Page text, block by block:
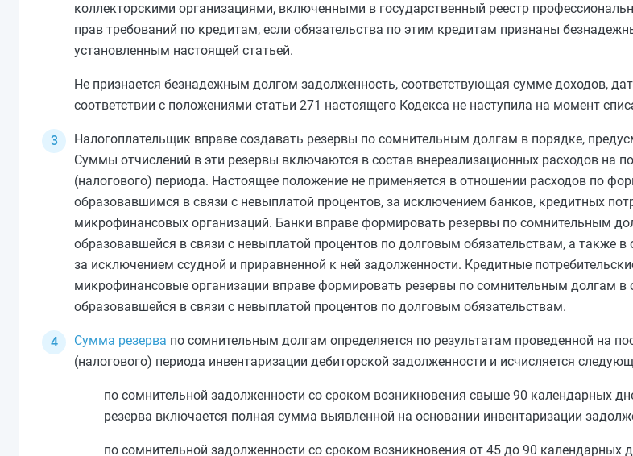
коллекторскими организациями, включенными в государственный реестр
прав требований по кредитам, если обязательства по этим кредитам признаны
установленным настоящей статьей.
Не признается безнадежным долгом задолженность, соответствующая сумме доходов,
соответствии с положениями статьи 271 настоящего Кодекса не наступила на момент
Налогоплательщик вправе создавать резервы по сомнительным долгам в порядке,
Суммы отчислений в эти резервы включаются в состав внереализационных расходов на
(налогового) периода. Настоящее положение не применяется в отношении расходов по
образовавшимся в связи с невыплатой процентов, за исключением банков, кредитных
микрофинансовых организаций. Банки вправе формировать резервы по сомнительным
образовавшейся в связи с невыплатой процентов по долговым обязательствам, а также
за исключением ссудной и приравненной к ней задолженности. Кредитные
микрофинансовые организации вправе формировать резервы по сомнительным долгам в
образовавшейся в связи с невыплатой процентов по долговым обязательствам.
Сумма резерва по сомнительным долгам определяется по результатам проведенной на
(налогового) периода инвентаризации дебиторской задолженности и исчисляется
по сомнительной задолженности со сроком возникновения свыше 90 календарных
резерва включается полная сумма выявленной на основании инвентаризации
по сомнительной задолженности со сроком возникновения от 45 до 90 календарных